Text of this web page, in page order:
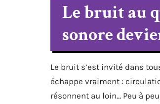
Le bruit au
sonore
Le bruit s’est invité dans
échappe vraiment :
résonnent au loin… Peu à